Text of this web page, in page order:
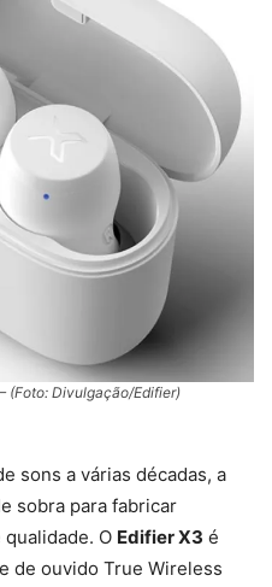
(Foto: Divulgação/Edifier)
sons a várias décadas, a
sobra para fabricar
O Edifier X3 é
de ouvido True Wireless